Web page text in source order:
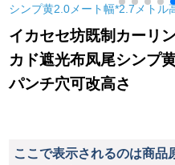
耗厚手遮光UVカット
カート热绿色布普通
フーク幅2メ`トル*高
さ2メ`トル/1枚
イカセセ坊既制カーリ
カド遮光布凤尾シンプ
パンチ穴可改高さ
ここで表示されるのは商品